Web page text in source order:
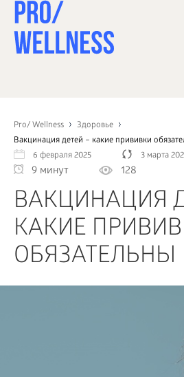
Pro/ Wellness
Здоровье
Вакцинация детей – какие прививки
6 февраля 2025
3 марта
9 минут 128
ВАКЦИНАЦИЯ
КАКИЕ
ОБЯЗАТЕЛЬНЫ
СПОРТ
ЗДОРОВЬЕ
КРАСОТА
ПСИХОЛОГИЯ
ДЕТИ
ДОМ
КАК?